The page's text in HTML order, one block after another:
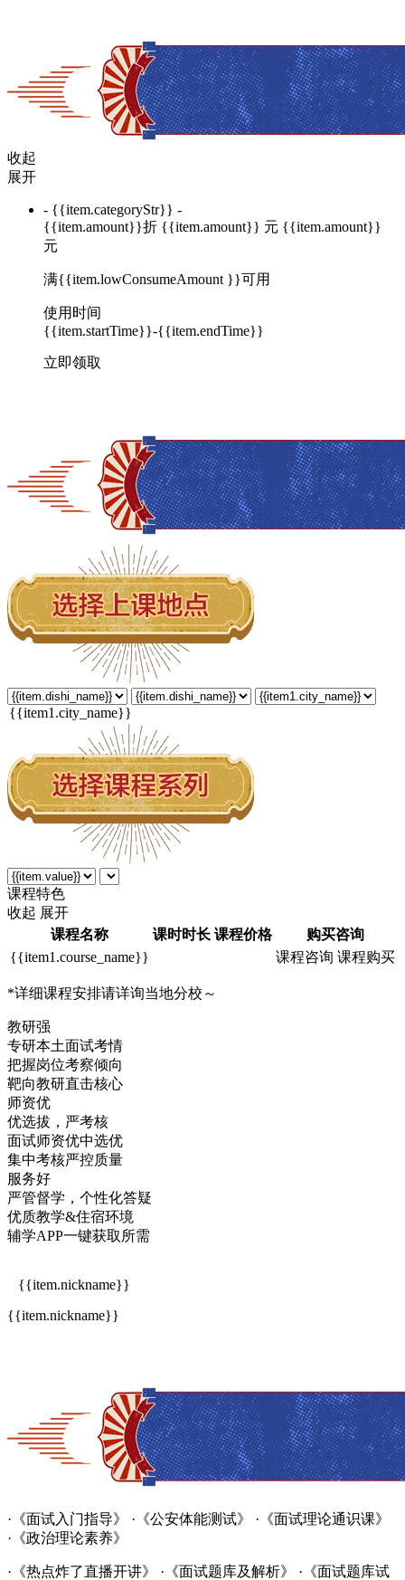
收起
展开
- {{item.categoryStr}} -
{{item.amount}}折 {{item.amount}} 元 {{item.amount}}
元
满{{item.lowConsumeAmount }}可用
使用时间
{{item.startTime}}-{{item.endTime}}
立即领取
课程特色
收起 展开
课程名称
课时时长 课程价格
购买咨询
{{item1.course_name}}
课程咨询 课程购买
*详细课程安排请详询当地分校～
教研强
专研本土面试考情
把握岗位考察倾向
靶向教研直击核心
师资优
优选拔，严考核
面试师资优中选优
集中考核严控质量
服务好
严管督学，个性化答疑
优质教学&住宿环境
辅学APP一键获取所需
{{item.nickname}}
{{item.nickname}}
·《面试入门指导》 ·《公安体能测试》
·《面试理论通识课》
·《政治理论素养》
·《热点炸了直播开讲》 ·《面试题库及解析》
·《面试题库试